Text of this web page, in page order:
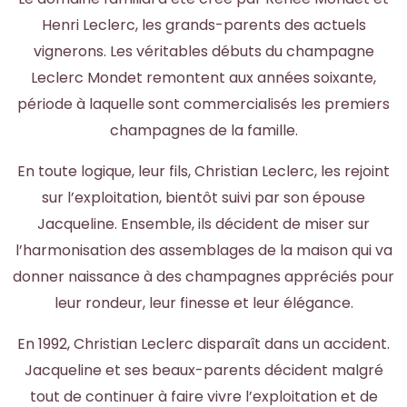
Henri Leclerc, les grands-parents des actuels
vignerons. Les véritables débuts du champagne
Leclerc Mondet remontent aux années soixante,
période à laquelle sont commercialisés les premiers
champagnes de la famille.
En toute logique, leur fils, Christian Leclerc, les rejoint
sur l’exploitation, bientôt suivi par son épouse
Jacqueline. Ensemble, ils décident de miser sur
l’harmonisation des assemblages de la maison qui va
donner naissance à des champagnes appréciés pour
leur rondeur, leur finesse et leur élégance.
En 1992, Christian Leclerc disparaît dans un accident.
Jacqueline et ses beaux-parents décident malgré
tout de continuer à faire vivre l’exploitation et de